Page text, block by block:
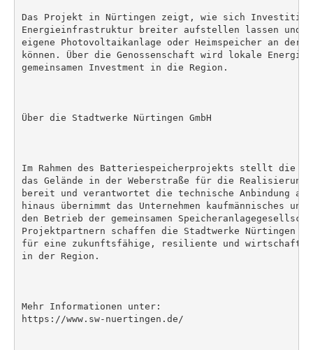
Das Projekt in Nürtingen zeigt, wie sich
Energieinfrastruktur breiter aufstellen lassen und wie
eigene Photovoltaikanlage oder Heimspeicher an der
können. Über die Genossenschaft wird lokale
gemeinsamen Investment in die Region.
Über die Stadtwerke Nürtingen GmbH
Im Rahmen des Batteriespeicherprojekts stellt die
das Gelände in der Weberstraße für die Realisierung
bereit und verantwortet die technische Anbindung an
hinaus übernimmt das Unternehmen kaufmännisches
den Betrieb der gemeinsamen
Projektpartnern schaffen die Stadtwerke Nürtingen
für eine zukunftsfähige, resiliente und
in der Region.
Mehr Informationen unter:
https://www.sw-nuertingen.de/